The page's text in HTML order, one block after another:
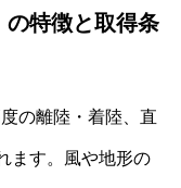
特徴と取得条
の離陸・着陸、直
ます。風や地形の